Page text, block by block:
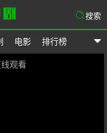
电影 排行榜
搜索
观看